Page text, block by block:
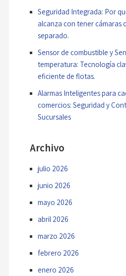
Seguridad Integrada: Por
alcanza con tener cámaras
separado.
Sensor de combustible y
temperatura: Tecnología
eficiente de flotas.
Alarmas Inteligentes para
comercios: Seguridad y
Sucursales
Archivo
julio 2026
junio 2026
mayo 2026
abril 2026
marzo 2026
febrero 2026
enero 2026